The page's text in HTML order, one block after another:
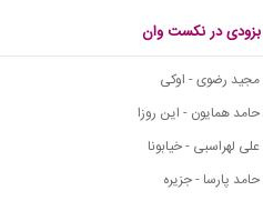
بزودی در نکست وان
مجید رضوی - اوکی
حامد همایون - این روزا
علی لهراسبی - خیابونا
حامد پارسا - جزیره